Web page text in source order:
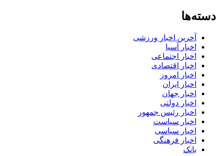
دسته‌ها
آخرین اخبار ورزشی
اخبار آسیا
اخبار اجتماعی
اخبار اقتصادی
اخبار امروز
اخبار ایران
اخبار جهان
اخبار دولتی
اخبار رئیس جمهور
اخبار سیاست
اخبار سیاسی
اخبار فرهنگی
بانک